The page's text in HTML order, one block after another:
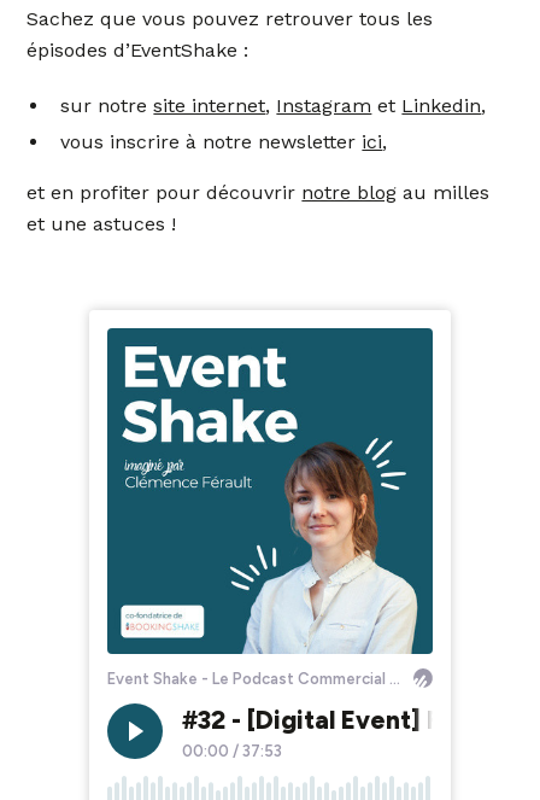
Sachez que vous pouvez retrouver tous les
épisodes d’EventShake :
sur notresite internet, Instagram et Linkedin,
vous inscrire à notre newsletter ici,
et en profiter pour découvrir notre blog au milles
et une astuces !